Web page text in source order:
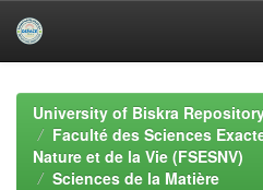
navigationUniversity of Biskra
Faculté des Sciences
Nature et de la Vie (FSESNV)
Sciences de la Matière